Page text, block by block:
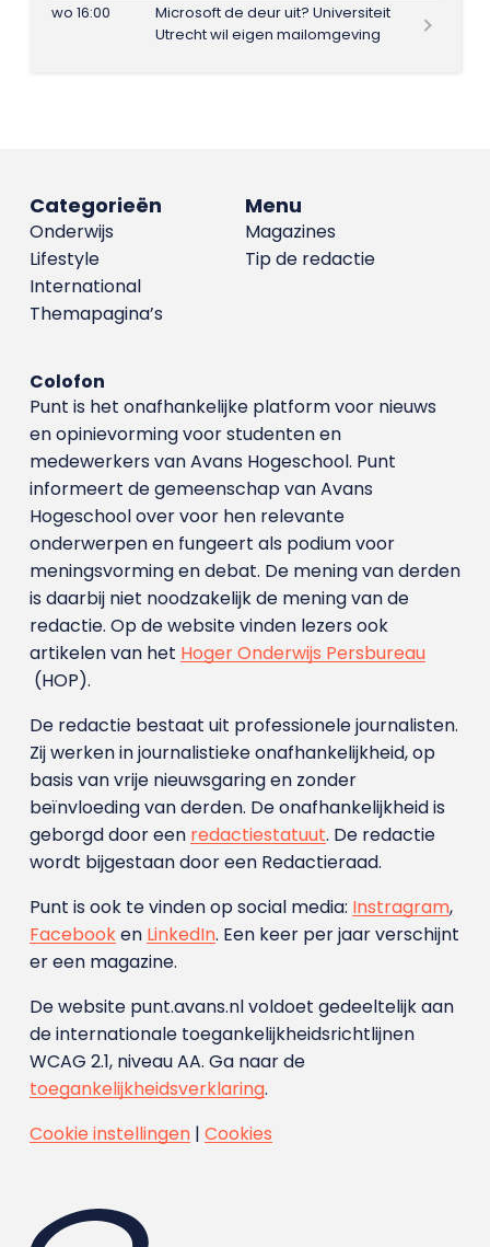
wo 16:00
Microsoft de deur uit? Universiteit
Utrecht wil eigen mailomgeving
Menu
Magazines
Tip de redactie
Categorieën
Onderwijs
Lifestyle
International
Themapagina’s
Colofon
Punt is het onafhankelijke platform voor nieuws
en opinievorming voor studenten en
medewerkers van Avans Hoge­school. Punt
informeert de gemeenschap van Avans
Hogeschool over voor hen relevante
onderwerpen en fungeert als podium voor
meningsvorming en debat. De mening van derden
is daarbij niet noodzakelijk de mening van de
redactie. Op de website vinden lezers ook
artikelen van het Hoger Onderwijs Persbureau
(HOP).
De redactie bestaat uit professionele journalisten.
Zij werken in journalistieke onafhankelijkheid, op
basis van vrije nieuwsgaring en zonder
beïnvloeding van derden. De onafhankelijkheid is
geborgd door een redactiestatuut. De redactie
wordt bijgestaan door een Redactieraad.
Punt is ook te vinden op social media: Instragram,
Facebooken LinkedIn. Een keer per jaar verschijnt
er een magazine.
De website punt.avans.nl voldoet gedeeltelijk aan
de internationale toegankelijkheidsrichtlijnen
WCAG 2.1, niveau AA. Ga naar de
toegankelijkheidsverklaring.
Cookie instellingen| Cookies